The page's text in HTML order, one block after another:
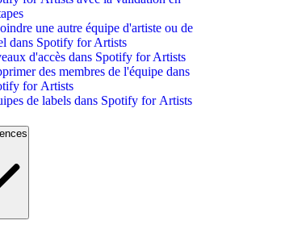
une autre équipe d'artiste ou de
dans Spotify for Artists
d'accès dans Spotify for Artists
des membres de l'équipe dans
for Artists
de labels dans Spotify for Artists